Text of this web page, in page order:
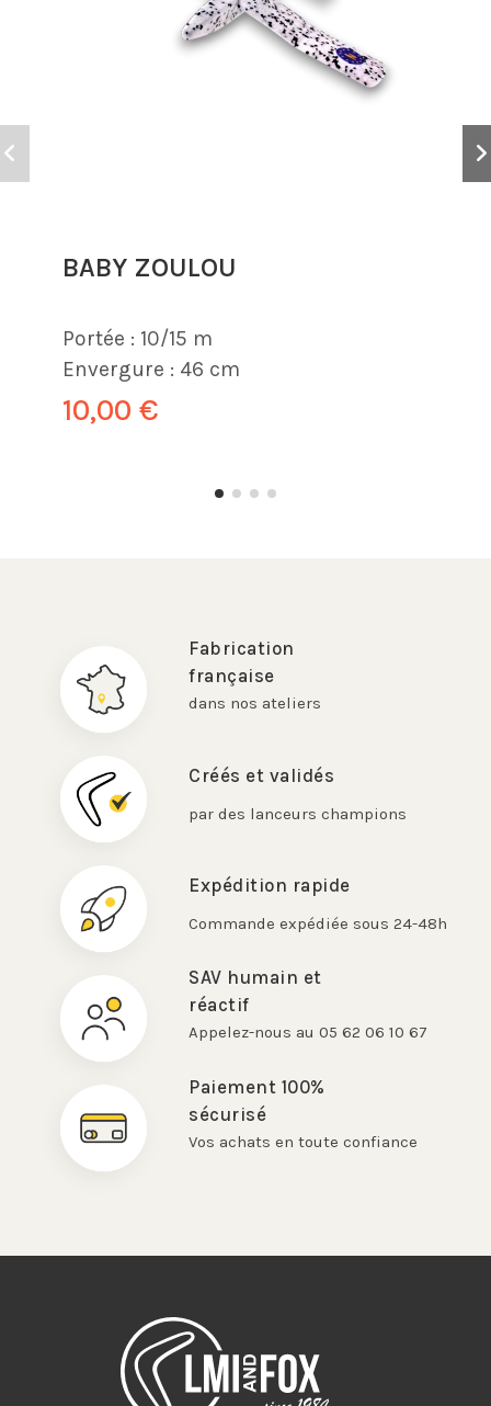
BABY ZOULOU
Portée : 10/15 m
Envergure : 46 cm
10,00 €
Fabrication
française
dans nos ateliers
Créés et validés
par des lanceurs champions
Expédition rapide
Commande expédiée sous 24-48h
SAV humain et
réactif
Appelez-nous au 05 62 06 10 67
Paiement 100%
sécurisé
Vos achats en toute confiance